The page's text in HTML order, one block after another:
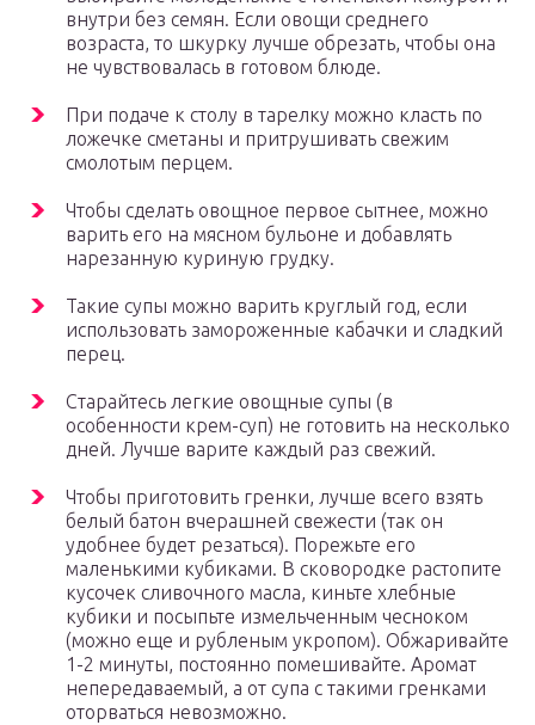
внутри без семян. Если овощи среднего
возраста, то шкурку лучше обрезать, чтобы она
не чувствовалась в готовом блюде.
При подаче к столу в тарелку можно класть по
ложечке сметаны и притрушивать свежим
смолотым перцем.
Чтобы сделать овощное первое сытнее, можно
варить его на мясном бульоне и добавлять
нарезанную куриную грудку.
Такие супы можно варить круглый год, если
использовать замороженные кабачки и сладкий
перец.
Старайтесь легкие овощные супы (в
особенности крем-суп) не готовить на несколько
дней. Лучше варите каждый раз свежий.
Чтобы приготовить гренки, лучше всего взять
белый батон вчерашней свежести (так он
удобнее будет резаться). Порежьте его
маленькими кубиками. В сковородке растопите
кусочек сливочного масла, киньте хлебные
кубики и посыпьте измельченным чесноком
(можно еще и рубленым укропом). Обжаривайте
1-2 минуты, постоянно помешивайте. Аромат
непередаваемый, а от супа с такими гренками
оторваться невозможно.